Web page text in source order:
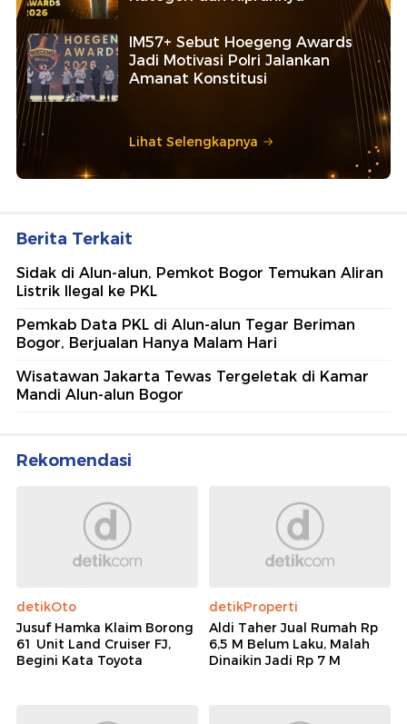
IM57+ Sebut Hoegeng Awards
Jadi Motivasi Polri Jalankan
Amanat Konstitusi
Lihat Selengkapnya
Berita Terkait
Sidak di Alun-alun, Pemkot Bogor Temukan Aliran
Listrik Ilegal ke PKL
Pemkab Data PKL di Alun-alun Tegar Beriman
Bogor, Berjualan Hanya Malam Hari
Wisatawan Jakarta Tewas Tergeletak di Kamar
Mandi Alun-alun Bogor
Rekomendasi
detikOto
Jusuf Hamka Klaim Borong
61 Unit Land Cruiser FJ,
Begini Kata Toyota
detikProperti
Aldi Taher Jual Rumah Rp
6,5 M Belum Laku, Malah
Dinaikin Jadi Rp 7 M